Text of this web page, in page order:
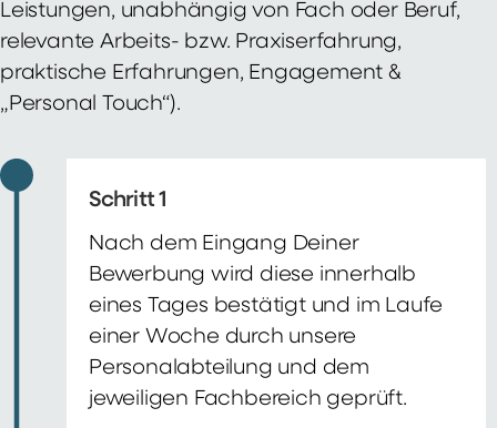
Leistungen, unabhängig von Fach oder Beruf,
relevante Arbeits- bzw. Praxiserfahrung,
praktische Erfahrungen, Engagement &
„Personal Touch“).
Schritt 1
Nach dem Eingang Deiner
Bewerbung wird diese innerhalb
eines Tages bestätigt und im Laufe
einer Woche durch unsere
Personalabteilung und dem
jeweiligen Fachbereich geprüft.